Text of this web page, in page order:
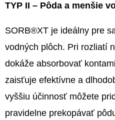
TYP II – Pôda a menšie
SORB®XT je ideálny pre
vodných plôch. Pri rozliatí
dokáže absorbovať
zaisťuje efektívne a
vyššiu účinnosť môžete
pravidelne prekopávať